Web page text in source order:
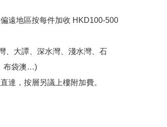
遠地區按每件加收 HKD100-500
、大譚、深水灣、淺水灣、石
布袋澳…)
達，按層另議上樓附加費。